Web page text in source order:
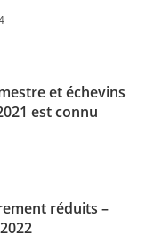
et échevins
est connu
réduits –